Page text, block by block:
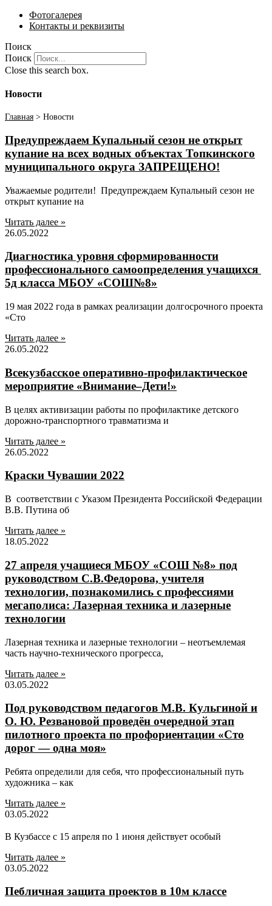
Фотогалерея
Контакты и реквизиты
Поиск
Поиск
Close this search box.
Новости
Главная > Новости
Предупреждаем Купальный сезон не открыт
купание на всех водных объектах Топкинского
муниципального округа ЗАПРЕЩЕНО!
Уважаемые родители! ​ Предупреждаем Купальный сезон не
открыт купание на
Читать далее »
26.05.2022
Диагностика уровня сформированности
профессионального самоопределения учащихся
5д класса МБОУ «СОШ№8»
19 мая 2022 года в рамках реализации долгосрочного проекта
«Сто
Читать далее »
26.05.2022
Всекузбасское оперативно-профилактическое
мероприятие «Внимание–Дети!»
В целях активизации работы по профилактике детского
дорожно-транспортного травматизма и
Читать далее »
26.05.2022
Краски Чувашии 2022
В соответствии с Указом Президента Российской Федерации
В.В. Путина об
Читать далее »
18.05.2022
27 апреля учащиеся МБОУ «СОШ №8» под
руководством С.В.Федорова, учителя
технологии, познакомились с профессиями
мегаполиса: Лазерная техника и лазерные
технологии
Лазерная техника и лазерные технологии – неотъемлемая
часть научно-технического прогресса,
Читать далее »
03.05.2022
Под руководством педагогов М.В. Кульгиной и
О. Ю. Резвановой проведён очередной этап
пилотного проекта по профориентации «Сто
дорог — одна моя»
Ребята определили для себя, что профессиональный путь
художника – как
Читать далее »
03.05.2022
В Кузбассе с 15 апреля по 1 июня действует особый
Читать далее »
03.05.2022
Пебличная защита проектов в 10м классе